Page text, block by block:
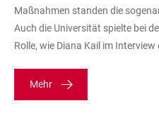
Maßnahmen standen die
Auch die Universität spielte bei
Rolle, wie Diana Kail im
Mehr